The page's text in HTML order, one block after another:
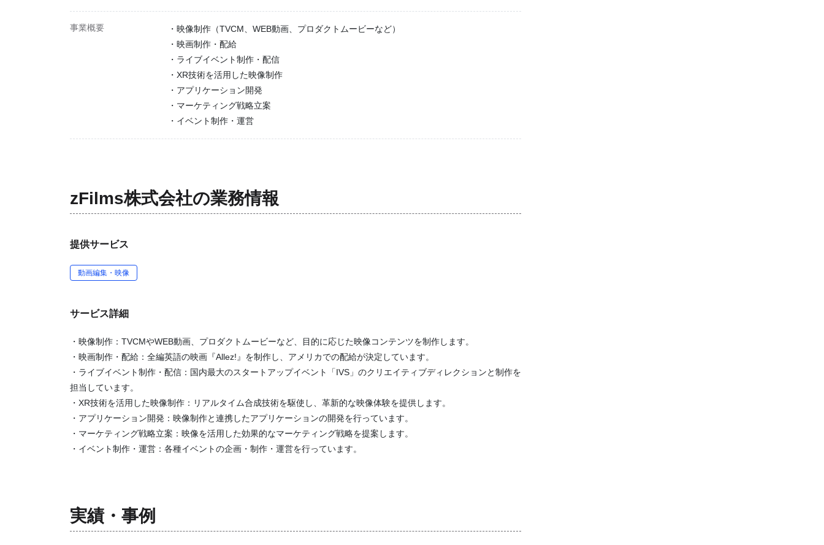
事業概要
・映像制作（TVCM、WEB動画、プロダクトムービーなど）
・映画制作・配給
・ライブイベント制作・配信
・XR技術を活用した映像制作
・アプリケーション開発
・マーケティング戦略立案
・イベント制作・運営
zFilms株式会社の業務情報
提供サービス
動画編集・映像
サービス詳細
・映像制作：TVCMやWEB動画、プロダクトムービーなど、目的に応じた映像コンテンツを制作します。
・映画制作・配給：全編英語の映画『Allez!』を制作し、アメリカでの配給が決定しています。
・ライブイベント制作・配信：国内最大のスタートアップイベント「IVS」のクリエイティブディレクションと制作を
担当しています。
・XR技術を活用した映像制作：リアルタイム合成技術を駆使し、革新的な映像体験を提供します。
・アプリケーション開発：映像制作と連携したアプリケーションの開発を行っています。
・マーケティング戦略立案：映像を活用した効果的なマーケティング戦略を提案します。
・イベント制作・運営：各種イベントの企画・制作・運営を行っています。
実績・事例